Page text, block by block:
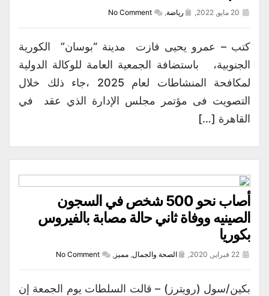
رياضة,
No Comment
كتب – عمرو يحيى فازت مدينة “بوسان” الكورية
الجنوبية، باستضافة الجمعية العامة للوكالة الدولية
لمكافحة المنشاطات لعام 2025 ،جاء ذلك خلال
التصويت فى مؤتمر مجلس الإدارة الذي عقد في
القاهرة […]
أصاب نحو 500 شخص في السجون
الصينيه ووفاة ثاني حالة مصابة بالفيروس
بكوريا
الصحة والجمال, مميز ,
No Comment
بكين/سول (رويترز) – قالت السلطات يوم الجمعة إن